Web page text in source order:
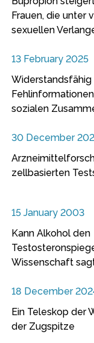
Frauen, die unter
sexuellen
13 February 2025
sozialen
30 December
zellbasierten
15 January 2003
Kann Alkohol den
Wissenschaft
18 December
Ein Teleskop der
der Zugspitze